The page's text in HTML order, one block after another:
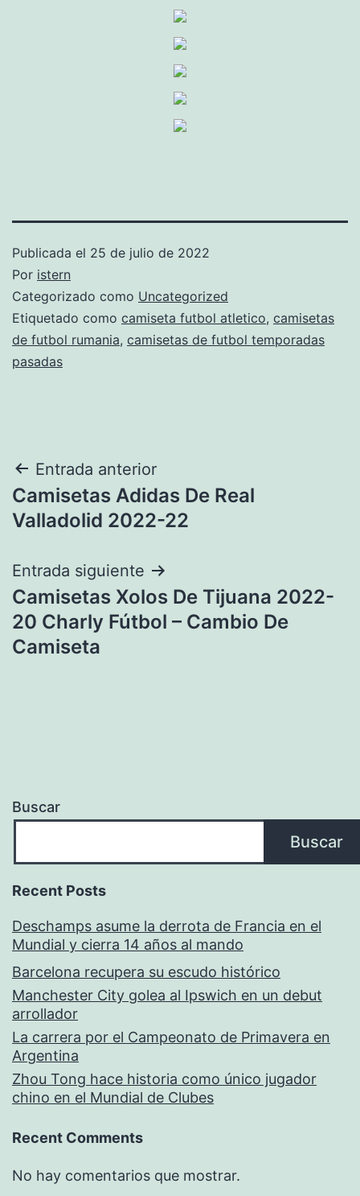
Publicada el 25 de julio de 2022
Por istern
Categorizado como Uncategorized
Etiquetado como camiseta futbol atletico, camisetas
de futbol rumania, camisetas de futbol temporadas
pasadas
Navegación
de
Entrada anterior
Camisetas Adidas De Real
Valladolid 2022-22
Entrada siguiente
Camisetas Xolos De Tijuana 2022-
20 Charly Fútbol – Cambio De
Camiseta
Buscar
Buscar
Recent Posts
Deschamps asume la derrota de Francia en el
Mundial y cierra 14 años al mando
Barcelona recupera su escudo histórico
Manchester City golea al Ipswich en un debut
arrollador
La carrera por el Campeonato de Primavera en
Argentina
Zhou Tong hace historia como único jugador
chino en el Mundial de Clubes
Recent Comments
No hay comentarios que mostrar.